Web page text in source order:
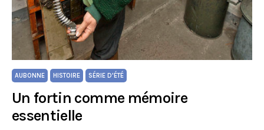
AUBONNE HISTOIRE SÉRIE D'ÉTÉ
Un fortin comme mémoire
essentielle